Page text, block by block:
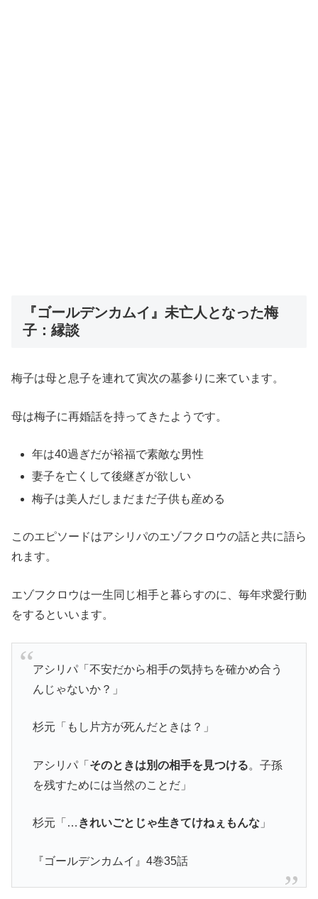
『ゴールデンカムイ』未亡人となった梅
子：縁談
梅子は母と息子を連れて寅次の墓参りに来ています。
母は梅子に再婚話を持ってきたようです。
年は40過ぎだが裕福で素敵な男性
妻子を亡くして後継ぎが欲しい
梅子は美人だしまだまだ子供も産める
このエピソードはアシリパのエゾフクロウの話と共に語ら
れます。
エゾフクロウは一生同じ相手と暮らすのに、毎年求愛行動
をするといいます。
アシリパ「不安だから相手の気持ちを確かめ合う
んじゃないか？」
杉元「もし片方が死んだときは？」
アシリパ「 そのときは別の相手を見つける。子孫
を残すためには当然のことだ」
杉元「… きれいごとじゃ生きてけねぇもんな」
『ゴールデンカムイ』4巻35話